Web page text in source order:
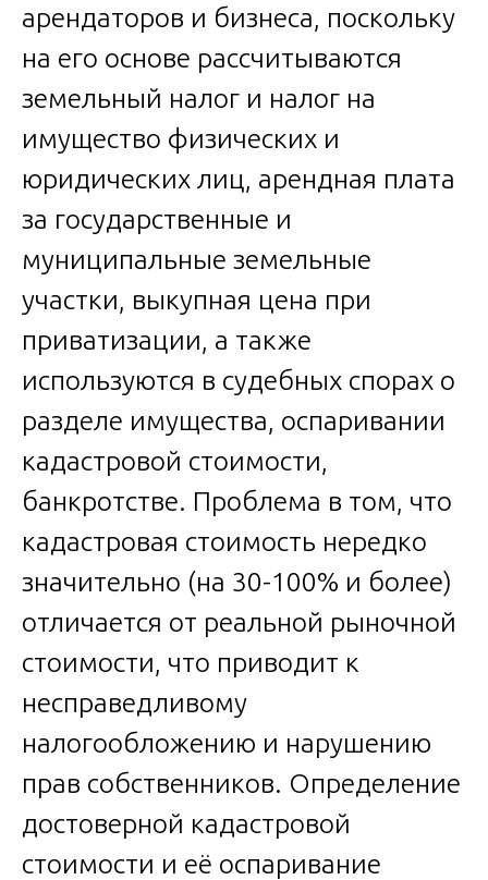
арендаторов и бизнеса, поскольку
на его основе рассчитываются
земельный налог и налог на
имущество физических и
юридических лиц, арендная плата
за государственные и
муниципальные земельные
участки, выкупная цена при
приватизации, а также
используются в судебных спорах о
разделе имущества, оспаривании
кадастровой стоимости,
банкротстве. Проблема в том, что
кадастровая стоимость нередко
значительно (на 30-100% и более)
отличается от реальной рыночной
стоимости, что приводит к
несправедливому
налогообложению и нарушению
прав собственников. Определение
достоверной кадастровой
стоимости и её оспаривание